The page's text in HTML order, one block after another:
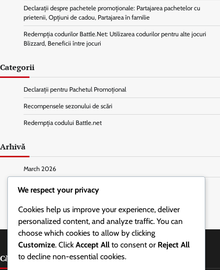
Declarații despre pachetele promoționale: Partajarea pachetelor cu
prietenii, Opțiuni de cadou, Partajarea în familie
Redempția codurilor Battle.Net: Utilizarea codurilor pentru alte jocuri
Blizzard, Beneficii între jocuri
Categorii
Declarații pentru Pachetul Promoțional
Recompensele sezonului de scări
Redempția codului Battle.net
Arhivă
March 2026
February 2026
Căutare
We respect your privacy
Cookies help us improve your experience, deliver
personalized content, and analyze traffic. You can
choose which cookies to allow by clicking
Customize. Click Accept All to consent or Reject All
to decline non-essential cookies.